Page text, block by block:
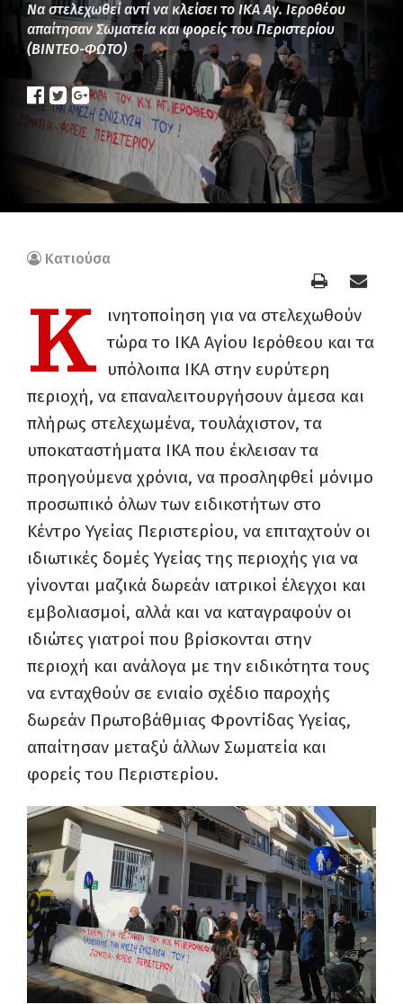
Να στελεχωθεί αντί να κλείσει το ΙΚΑ Αγ. Ιεροθέου
απαίτησαν Σωματεία και φορείς του Περιστερίου
(ΒΙΝΤΕΟ-ΦΩΤΟ)
Κατιούσα
Κ
ινητοποίηση για να στελεχωθούν
τώρα το ΙΚΑ Αγίου Ιερόθεου και τα
υπόλοιπα ΙΚΑ στην ευρύτερη
περιοχή, να επαναλειτουργήσουν άμεσα και
πλήρως στελεχωμένα, τουλάχιστον, τα
υποκαταστήματα ΙΚΑ που έκλεισαν τα
προηγούμενα χρόνια, να προσληφθεί μόνιμο
προσωπικό όλων των ειδικοτήτων στο
Κέντρο Υγείας Περιστερίου, να επιταχτούν οι
ιδιωτικές δομές Υγείας της περιοχής για να
γίνονται μαζικά δωρεάν ιατρικοί έλεγχοι και
εμβολιασμοί, αλλά και να καταγραφούν οι
ιδιώτες γιατροί που βρίσκονται στην
περιοχή και ανάλογα με την ειδικότητα τους
να ενταχθούν σε ενιαίο σχέδιο παροχής
δωρεάν Πρωτοβάθμιας Φροντίδας Υγείας,
απαίτησαν μεταξύ άλλων Σωματεία και
φορείς του Περιστερίου.